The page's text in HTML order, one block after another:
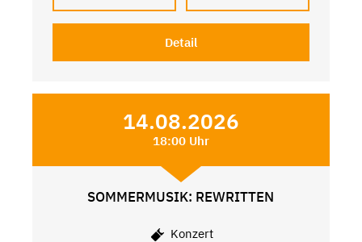
Detail
14.08.2026
18:00 Uhr
SOMMERMUSIK: REWRITTEN
Konzert